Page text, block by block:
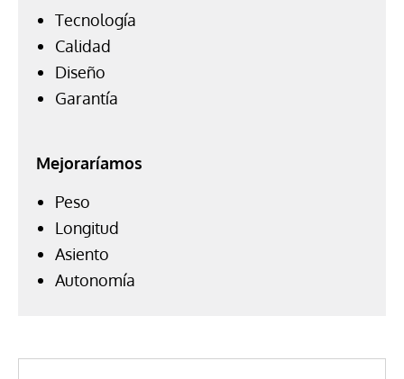
Tecnología
Calidad
Diseño
Garantía
Mejoraríamos
Peso
Longitud
Asiento
Autonomía